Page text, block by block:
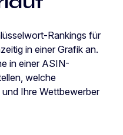
Rankings für
in einer Grafik an.
in einer ASIN-
welche
Ihre Wettbewerber